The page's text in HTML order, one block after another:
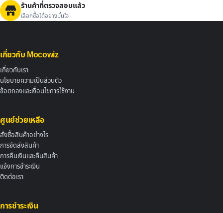
ร้านค้าที่ตรวจสอบแล้ว
เลือกซื้อได้อย่างมั่นใจ
เกี่ยวกับ Mocowiz
เกี่ยวกับเรา
นโยบายความเป็นส่วนตัว
ข้อตกลงและเงื่อนไขการใช้งาน
ศูนย์ช่วยเหลือ
สั่งซื้อสินค้าอย่างไร
การจัดส่งสินค้า
การคืนเงินและคืนสินค้า
แจ้งการชำระเงิน
ติดต่อเรา
การชำระเงิน